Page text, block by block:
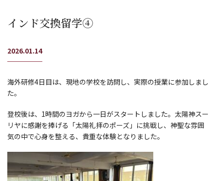
インド交換留学④
2026.01.14
海外研修4日目は、現地の学校を訪問し、実際の授業に参加しまし
た。
登校後は、1時間のヨガから一日がスタートしました。太陽神スー
リヤに感謝を捧げる「太陽礼拝のポーズ」に挑戦し、神聖な雰囲
気の中で心身を整える、貴重な体験となりました。